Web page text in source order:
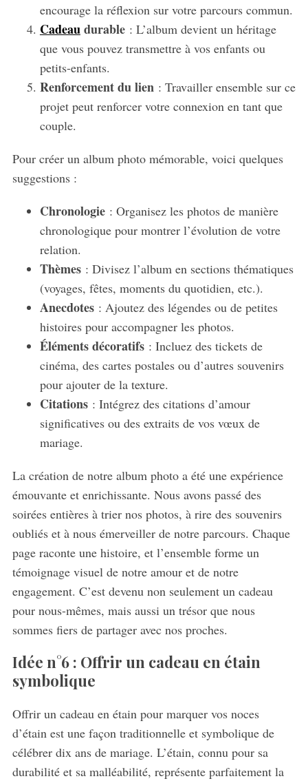
encourage la réflexion sur votre parcours commun.
Cadeaudurable: L’album devient un héritage
que vous pouvez transmettre à vos enfants ou
petits-enfants.
Renforcement du lien : Travailler ensemble sur ce
projet peut renforcer votre connexion en tant que
couple.
Pour créer un album photo mémorable, voici quelques
suggestions :
Chronologie: Organisez les photos de manière
chronologique pour montrer l’évolution de votre
relation.
Thèmes: Divisez l’album en sections thématiques
(voyages, fêtes, moments du quotidien, etc.).
Anecdotes: Ajoutez des légendes ou de petites
histoires pour accompagner les photos.
Éléments décoratifs: Incluez des tickets de
cinéma, des cartes postales ou d’autres souvenirs
pour ajouter de la texture.
Citations: Intégrez des citations d’amour
significatives ou des extraits de vos vœux de
mariage.
La création de notre album photo a été une expérience
émouvante et enrichissante. Nous avons passé des
soirées entières à trier nos photos, à rire des souvenirs
oubliés et à nous émerveiller de notre parcours. Chaque
page raconte une histoire, et l’ensemble forme un
témoignage visuel de notre amour et de notre
engagement. C’est devenu non seulement un cadeau
pour nous-mêmes, mais aussi un trésor que nous
sommes fiers de partager avec nos proches.
Idée n°6 : Offrir un cadeau en étain
symbolique
Offrir un cadeau en étain pour marquer vos noces
d’étain est une façon traditionnelle et symbolique de
célébrer dix ans de mariage. L’étain, connu pour sa
durabilité et sa malléabilité, représente parfaitement la